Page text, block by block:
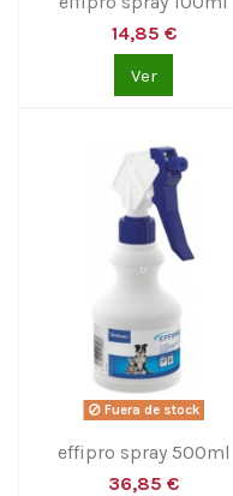
14,85 €
Ver
Fuera de stock
effipro spray 500ml
36,85 €